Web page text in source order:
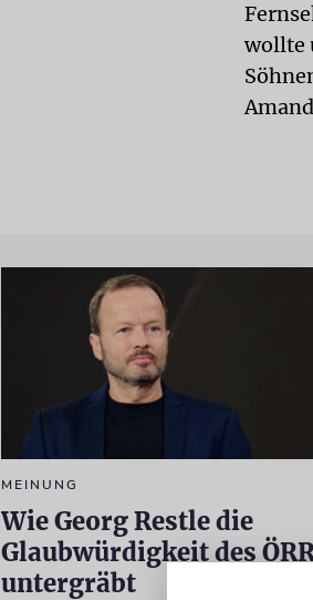
wollte
MEINUNG
Wie Georg Restle die
Glaubwürdigkeit des
untergräbt